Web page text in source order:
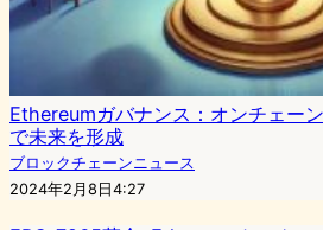
Ethereumガバナンス：オンチェー
で未来を形成
ブロックチェーンニュース
2024年2月8日4:27